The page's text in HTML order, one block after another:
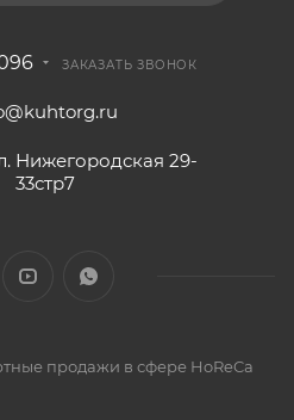
ЗАКАЗАТЬ ЗВОНОК
Нижегородская 29-
33стр7
продажи в сфере HoReCa